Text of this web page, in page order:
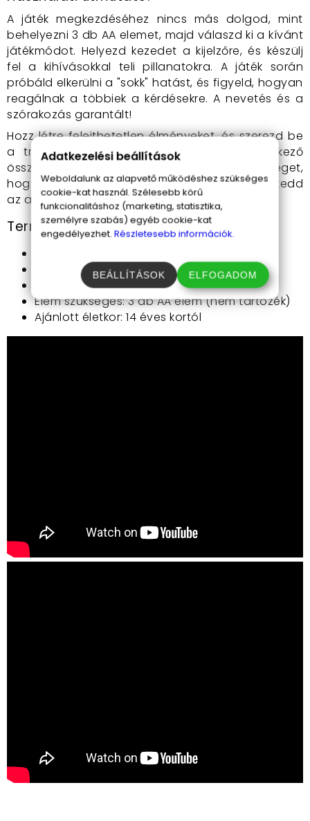
A játék megkezdéséhez nincs más dolgod, mint
behelyezni 3 db AA elemet, majd válaszd ki a kívánt
játékmódot. Helyezd kezedet a kijelzőre, és készülj
fel a kihívásokkal teli pillanatokra. A játék során
próbáld elkerülni a "sokk" hatást, és figyeld, hogyan
reagálnak a többiek a kérdésekre. A nevetés és a
szórakozás garantált!
Hozz létre felejthetetlen élményeket, és szerezd be
a tréfás hazugságvizsgáló játékot a következő
összejöveteledre! Ne hagyd ki ezt a lehetőséget,
hogy feldobd a hangulatot és emlékezetessé tedd
az alkalmat!
Termék tulajdonságai:
Játékosok száma: 2-6 fő
2 játékmód
Elem szükséges: 3 db AA elem (nem tartozék)
Ajánlott életkor: 14 éves kortól
Adatkezelési beállítások
Weboldalunk az alapvető működéshez szükséges
cookie-kat használ. Szélesebb körű
funkcionalitáshoz (marketing, statisztika,
személyre szabás) egyéb cookie-kat
engedélyezhet. Részletesebb információk.
BEÁLLÍTÁSOK ELFOGADOM